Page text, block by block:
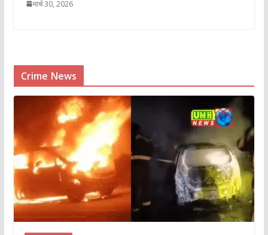
मार्च 30, 2026
Crime News